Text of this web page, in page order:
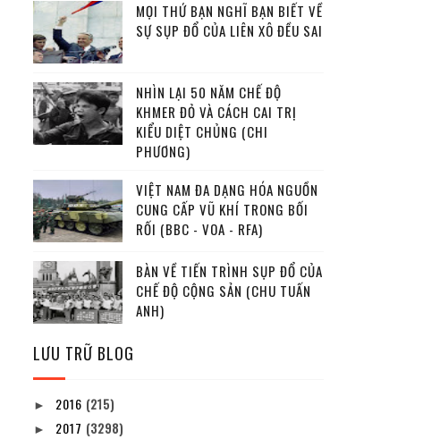
MỌI THỨ BẠN NGHĨ BẠN BIẾT VỀ
SỰ SỤP ĐỔ CỦA LIÊN XÔ ĐỀU SAI
NHÌN LẠI 50 NĂM CHẾ ĐỘ
KHMER ĐỎ VÀ CÁCH CAI TRỊ
KIỂU DIỆT CHỦNG (CHI
PHƯƠNG)
VIỆT NAM ĐA DẠNG HÓA NGUỒN
CUNG CẤP VŨ KHÍ TRONG BỐI
RỐI (BBC - VOA - RFA)
BÀN VỀ TIẾN TRÌNH SỤP ĐỔ CỦA
CHẾ ĐỘ CỘNG SẢN (CHU TUẤN
ANH)
LƯU TRỮ BLOG
► 2016 (215)
► 2017 (3298)